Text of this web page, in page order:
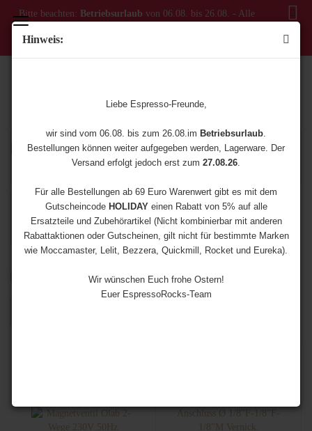
Hinweis:
Liebe Espresso-Freunde,
wir sind vom 06.08. bis zum 26.08.im Betriebsurlaub.
Bestellungen können weiter aufgegeben werden, Lagerware. Der
Versand erfolgt jedoch erst zum 27.08.26.
Für alle Bestellungen ab 69 Euro Warenwert gibt es mit dem
Gutscheincode HOLIDAYeinen Rabatt von 5% auf alle
Ersatzteile und Zubehörartikel (Nicht kombinierbar mit anderen
Rabattaktionen oder Gutscheinen, gilt nicht für bestimmte Marken
wie Moccamaster, Lelit, Bezzera, Quickmill, Rocket und Eureka).
Wir wünschen Euch frohe Ostern!
Euer EspressoRocks-Team
Bitte beachten: Betriebsurlaub von 06.08. bis 26.08. - Alle
Bestellungen ab dem 06.08. werden erst ab dem 27.08.
Sortieren nach 8 pro Seite